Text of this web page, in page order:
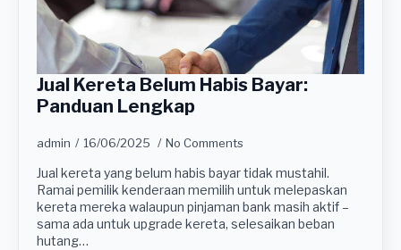
Jual Kereta Belum Habis Bayar:
Panduan Lengkap
admin 16/06/2025 No Comments
Jual kereta yang belum habis bayar tidak mustahil.
Ramai pemilik kenderaan memilih untuk melepaskan
kereta mereka walaupun pinjaman bank masih aktif –
sama ada untuk upgrade kereta, selesaikan beban
hutang…